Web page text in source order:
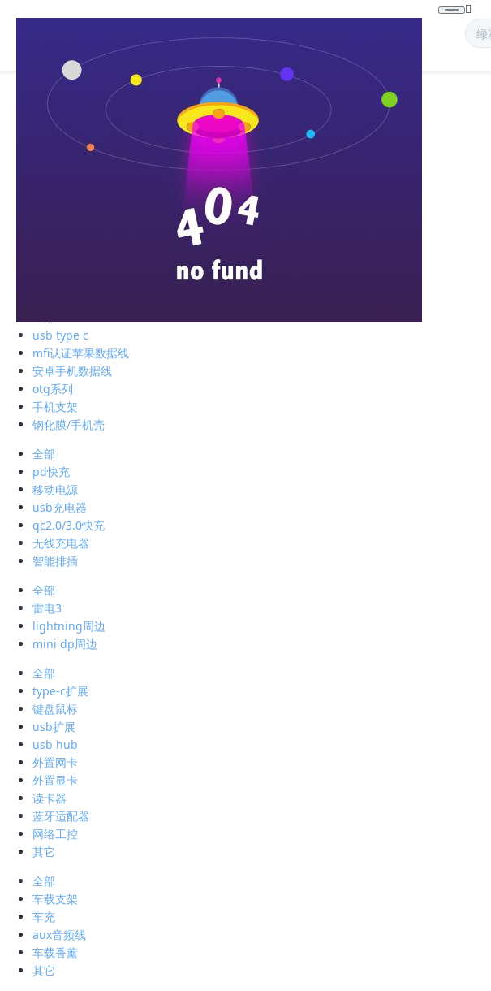
全部
电子存储
蓝牙耳机
手机周边
智能充电
苹果周边
usb type c
mfi认证苹果数据线
安卓手机数据线
otg系列
手机支架
钢化膜/手机壳
全部
pd快充
移动电源
usb充电器
qc2.0/3.0快充
无线充电器
智能排插
全部
雷电3
lightning周边
mini dp周边
全部
type-c扩展
键盘鼠标
usb扩展
usb hub
外置网卡
外置显卡
读卡器
蓝牙适配器
网络工控
其它
全部
车载支架
车充
aux音频线
车载香薰
其它